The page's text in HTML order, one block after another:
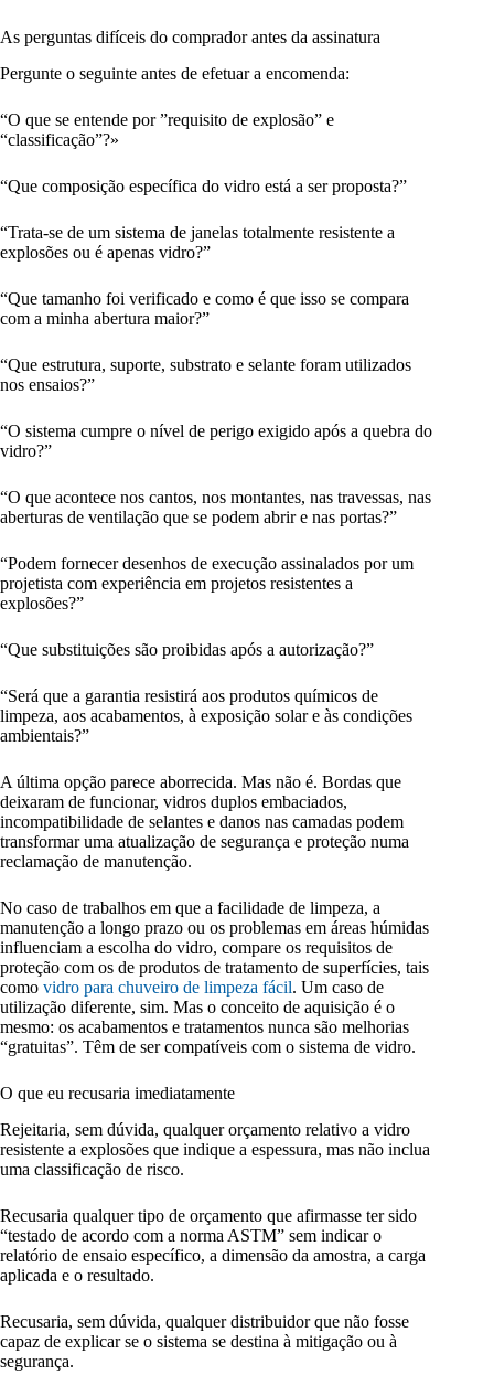
As perguntas difíceis do comprador antes da assinatura
Pergunte o seguinte antes de efetuar a encomenda:
“O que se entende por ”requisito de explosão” e
“classificação”?»
“Que composição específica do vidro está a ser proposta?”
“Trata-se de um sistema de janelas totalmente resistente a
explosões ou é apenas vidro?”
“Que tamanho foi verificado e como é que isso se compara
com a minha abertura maior?”
“Que estrutura, suporte, substrato e selante foram utilizados
nos ensaios?”
“O sistema cumpre o nível de perigo exigido após a quebra do
vidro?”
“O que acontece nos cantos, nos montantes, nas travessas, nas
aberturas de ventilação que se podem abrir e nas portas?”
“Podem fornecer desenhos de execução assinalados por um
projetista com experiência em projetos resistentes a
explosões?”
“Que substituições são proibidas após a autorização?”
“Será que a garantia resistirá aos produtos químicos de
limpeza, aos acabamentos, à exposição solar e às condições
ambientais?”
A última opção parece aborrecida. Mas não é. Bordas que
deixaram de funcionar, vidros duplos embaciados,
incompatibilidade de selantes e danos nas camadas podem
transformar uma atualização de segurança e proteção numa
reclamação de manutenção.
No caso de trabalhos em que a facilidade de limpeza, a
manutenção a longo prazo ou os problemas em áreas húmidas
influenciam a escolha do vidro, compare os requisitos de
proteção com os de produtos de tratamento de superfícies, tais
como vidro para chuveiro de limpeza fácil. Um caso de
utilização diferente, sim. Mas o conceito de aquisição é o
mesmo: os acabamentos e tratamentos nunca são melhorias
“gratuitas”. Têm de ser compatíveis com o sistema de vidro.
O que eu recusaria imediatamente
Rejeitaria, sem dúvida, qualquer orçamento relativo a vidro
resistente a explosões que indique a espessura, mas não inclua
uma classificação de risco.
Recusaria qualquer tipo de orçamento que afirmasse ter sido
“testado de acordo com a norma ASTM” sem indicar o
relatório de ensaio específico, a dimensão da amostra, a carga
aplicada e o resultado.
Recusaria, sem dúvida, qualquer distribuidor que não fosse
capaz de explicar se o sistema se destina à mitigação ou à
segurança.